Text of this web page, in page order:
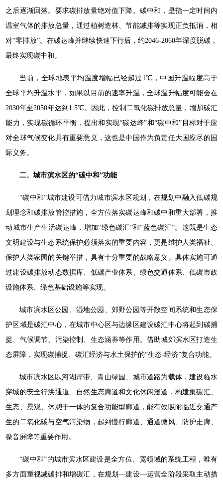
之后逐渐回落。要求碳排放量绝对值下降。碳中和，是指一定时间内
温室气体的排放总量，通过植树造林、节能减排等实现正负抵消，相
对“零排放”。在碳达峰并继续快速下行后，约2046-2060年深度脱碳，
最终实现碳中和。
当前，全球地表平均温度增幅已经超过1℃，中国升温幅度高于
全球平均升温水平，如果以目前的速率升温，全球温升幅度可能会在
2030年至2050年达到1.5℃。因此，控制二氧化碳排放总量，增加碳汇
能力，实现碳循环平衡，提出和实现“碳达峰”和“碳中和”目标对于应
对全球气候变化具有重要意义，这也是中国作为负责任大国应尽的国
际义务。
二、城市滨水区的“碳中和”功能
“碳中和”城市建设可借力城市滨水区规划，在规划中融入低碳规
划理念和碳排放管控措施，全方位落实碳达峰和碳中和重大部署，推
动城市生产生活碳达峰，增加“绿色碳汇”和“蓝色碳汇”。这既是生态
文明建设与生态系统保护必须落实的重要内容，更是维护人类福祉、
保护人类家园的关键举措，具有十分重要的战略意义。具体实施可通
过建设碳排放动态数据库、低碳产业体系、绿色交通体系、低碳市政
设施体系、绿色基础设施等实现。
城市滨水区公园、湿地公园、郊野公园等开敞空间系统和生态保
护区域是碳汇中心，在城市中心区与边缘区建设碳汇中心将起到碳捕
捉、气候调节、污染控制、生态涵养等作用。借助城郊滨水区打造生
态屏障，实现碳捕捉、碳汇经济与水土保护的“生态-经济”复合功能。
城市滨水区以河湖岸带、青山绿园、城市道路为载体，建设临水
穿城的安全行洪通道、自然生态廊道和文化休闲漫道，构建集碳汇、
生态、景观、休憩于一体的复合功能型廊道，能有效吸附临近交通产
生的二氧化碳与空气污染物，起到慢行廊道、通道微风、防护走廊、
噪音屏障等重要作用。
“碳中和”的城市滨水区建设是全方位、宽领域的系统工程，唯有
多方面重视减碳排和增碳汇，在规划—建设—运营全阶段采取主动措